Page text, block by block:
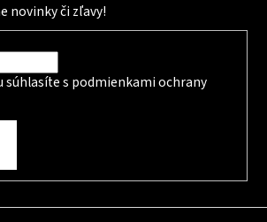
novinky či zľavy!
súhlasíte s podmienkami ochrany